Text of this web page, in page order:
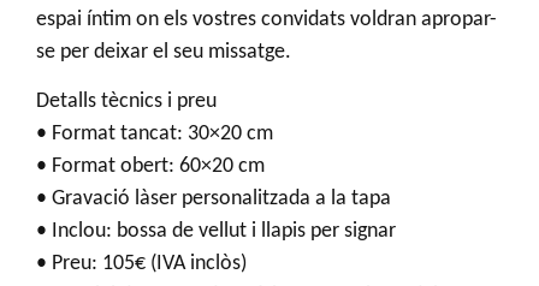
espai íntim on els vostres convidats voldran apropar-
se per deixar el seu missatge.
Detalls tècnics i preu
• Format tancat: 30×20 cm
• Format obert: 60×20 cm
• Gravació làser personalitzada a la tapa
• Inclou: bossa de vellut i llapis per signar
• Preu: 105€ (IVA inclòs)